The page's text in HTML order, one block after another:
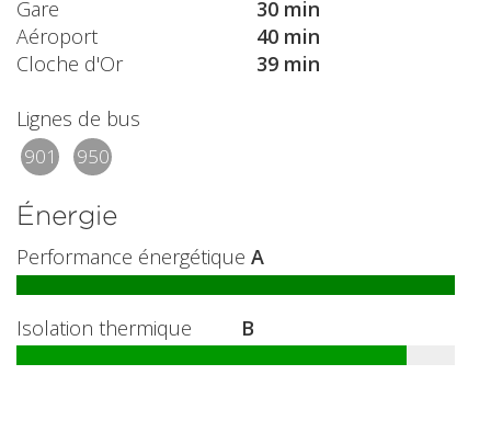
Gare
30 min
Aéroport
40 min
Cloche d'Or
39 min
Lignes de bus
901 950
Énergie
Performance énergétique A
Isolation thermique B